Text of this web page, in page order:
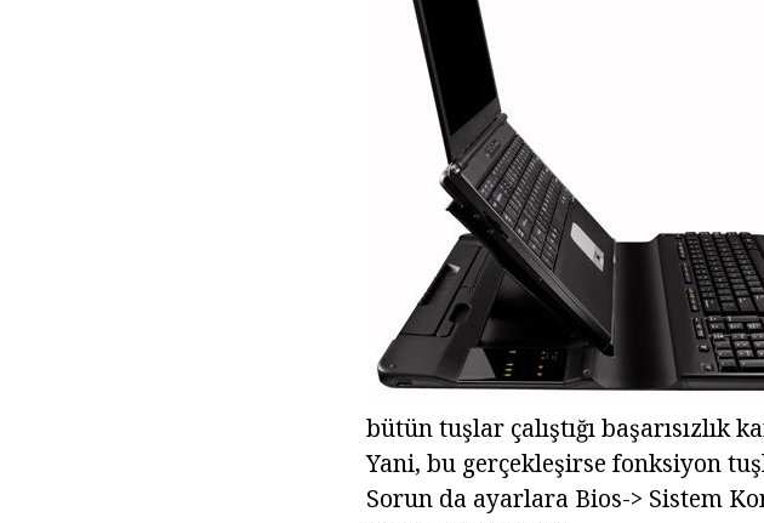
bütün tuşlar çalıştığı başarısızlık
Yani, bu gerçekleşirse fonksiyon
Sorun da ayarlara Bios-> Sistem